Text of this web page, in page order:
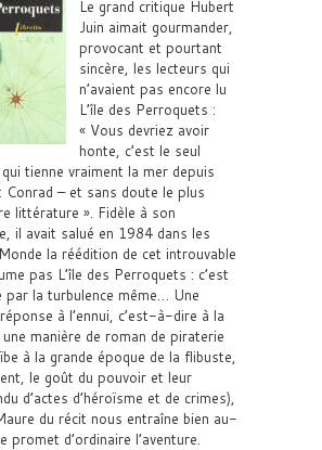
Le grand critique Hubert
Juin aimait gourmander,
provocant et pourtant
sincère, les lecteurs qui
n’avaient pas encore lu
L’île des Perroquets :
« Vous devriez avoir
honte, c’est le seul
tienne vraiment la mer depuis
Conrad – et sans doute le plus
littérature ». Fidèle à son
il avait salué en 1984 dans les
la réédition de cet introuvable
pas L’île des Perroquets : c’est
par la turbulence même… Une
à l’ennui, c’est-à-dire à la
manière de roman de piraterie
à la grande époque de la flibuste,
le goût du pouvoir et leur
d’actes d’héroïsme et de crimes),
du récit nous entraîne bien au-
promet d’ordinaire l’aventure.